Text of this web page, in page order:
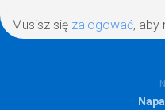
Musisz się zalogować, aby